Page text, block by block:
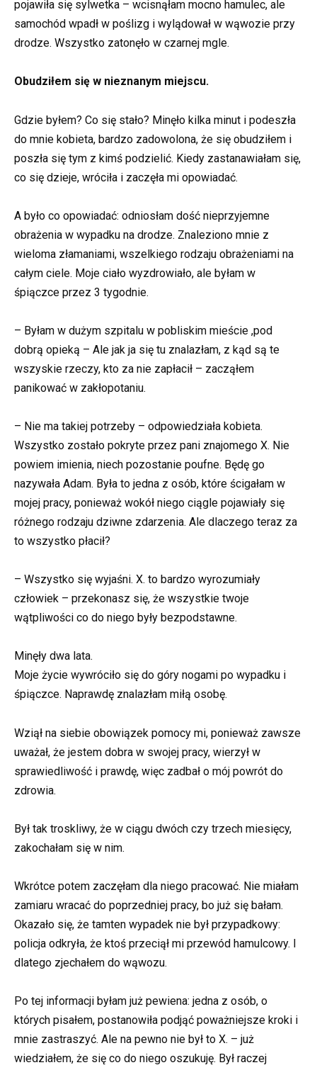
pojawiła się sylwetka – wcisnąłam mocno hamulec, ale
samochód wpadł w poślizg i wylądował w wąwozie przy
drodze. Wszystko zatonęło w czarnej mgle.
Obudziłem się w nieznanym miejscu.
Gdzie byłem? Co się stało? Minęło kilka minut i podeszła
do mnie kobieta, bardzo zadowolona, że się obudziłem i
poszła się tym z kimś podzielić. Kiedy zastanawiałam się,
co się dzieje, wróciła i zaczęła mi opowiadać.
A było co opowiadać: odniosłam dość nieprzyjemne
obrażenia w wypadku na drodze. Znaleziono mnie z
wieloma złamaniami, wszelkiego rodzaju obrażeniami na
całym ciele. Moje ciało wyzdrowiało, ale byłam w
śpiączce przez 3 tygodnie.
– Byłam w dużym szpitalu w pobliskim mieście ,pod
dobrą opieką – Ale jak ja się tu znalazłam, z kąd są te
wszyskie rzeczy, kto za nie zapłacił – zacząłem
panikować w zakłopotaniu.
– Nie ma takiej potrzeby – odpowiedziała kobieta.
Wszystko zostało pokryte przez pani znajomego X. Nie
powiem imienia, niech pozostanie poufne. Będę go
nazywała Adam. Była to jedna z osób, które ścigałam w
mojej pracy, ponieważ wokół niego ciągle pojawiały się
różnego rodzaju dziwne zdarzenia. Ale dlaczego teraz za
to wszystko płacił?
– Wszystko się wyjaśni. X. to bardzo wyrozumiały
człowiek – przekonasz się, że wszystkie twoje
wątpliwości co do niego były bezpodstawne.
Minęły dwa lata.
Moje życie wywróciło się do góry nogami po wypadku i
śpiączce. Naprawdę znalazłam miłą osobę.
Wziął na siebie obowiązek pomocy mi, ponieważ zawsze
uważał, że jestem dobra w swojej pracy, wierzył w
sprawiedliwość i prawdę, więc zadbał o mój powrót do
zdrowia.
Był tak troskliwy, że w ciągu dwóch czy trzech miesięcy,
zakochałam się w nim.
Wkrótce potem zaczęłam dla niego pracować. Nie miałam
zamiaru wracać do poprzedniej pracy, bo już się bałam.
Okazało się, że tamten wypadek nie był przypadkowy:
policja odkryła, że ktoś przeciął mi przewód hamulcowy. I
dlatego zjechałem do wąwozu.
Po tej informacji byłam już pewiena: jedna z osób, o
których pisałem, postanowiła podjąć poważniejsze kroki i
mnie zastraszyć. Ale na pewno nie był to X. – już
wiedziałem, że się co do niego oszukuję. Był raczej